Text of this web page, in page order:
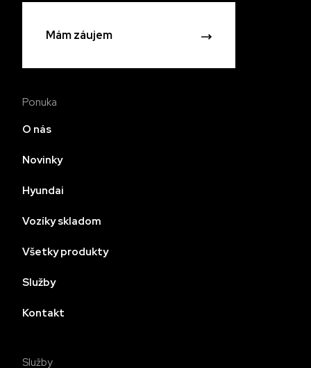
Mám záujem
Ponuka
O nás
Novinky
Hyundai
Vozíky skladom
Všetky produkty
Služby
Kontakt
Služby